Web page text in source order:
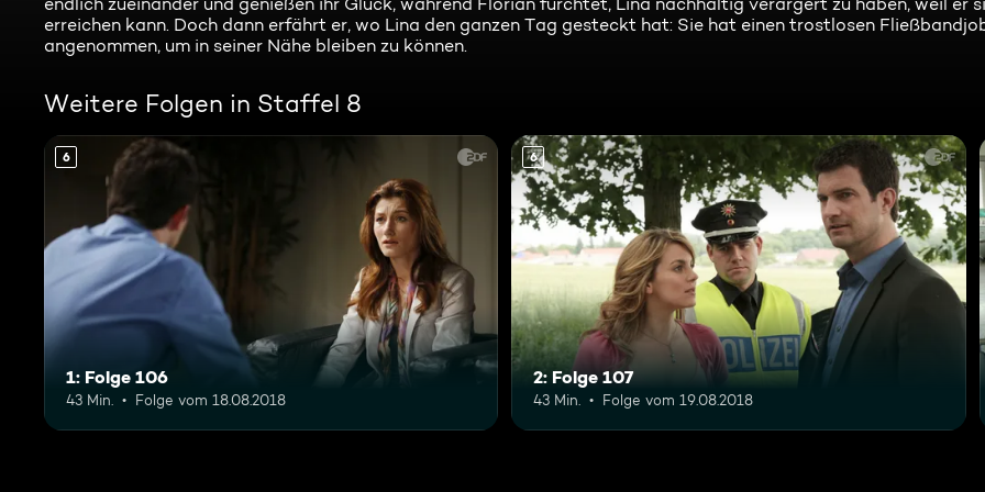
erreichen kann. Doch dann erfährt er, wo Lina den ganzen Tag gesteckt hat: Sie hat einen trostlosen
angenommen, um in seiner Nähe bleiben zu können.
Weitere Folgen in Staffel 8
6
1: Folge 106
43 Min. Folge vom 18.08.2018
6
2: Folge 107
43 Min. Folge vom 19.08.2018